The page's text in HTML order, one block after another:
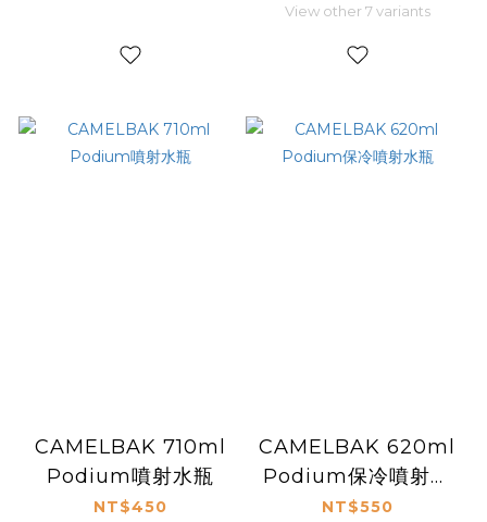
View other 7 variants
CAMELBAK 710ml
Podium噴射水瓶
NT$450
CAMELBAK 620ml
Podium保冷噴射水
瓶
NT$550